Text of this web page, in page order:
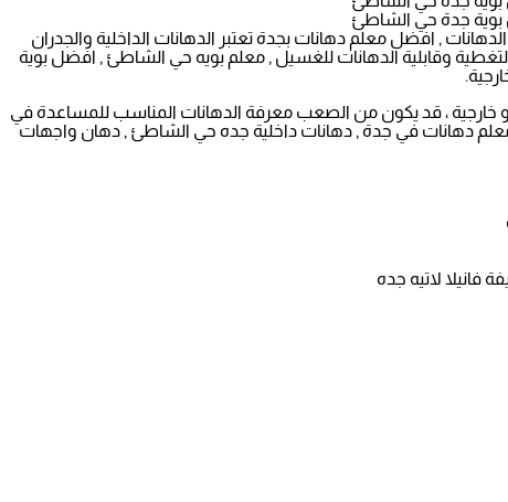
, افضل معلم دهانات بجدة تعتبر الدهانات الداخلية والجدران
وقابلية الدهانات للغسيل , معلم بويه حي الشاطئ , افضل بوية
او خارجية ، قد يكون من الصعب معرفة الدهانات المناسب للمساعدة في
دهانات في جدة , دهانات داخلية جده حي الشاطئ , دهان واجهات